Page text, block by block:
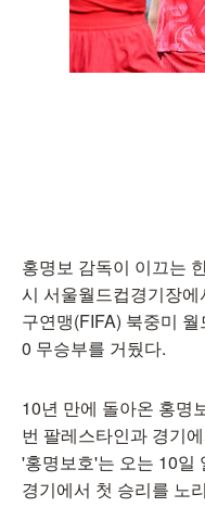
홍명보 감독이 이끄는
시 서울월드컵경기장
구연맹(FIFA) 북중미
0 무승부를 거뒀다.
10년 만에 돌아온 홍명
번 팔레스타인과 경기
'홍명보호'는 오는 10일
경기에서 첫 승리를 노